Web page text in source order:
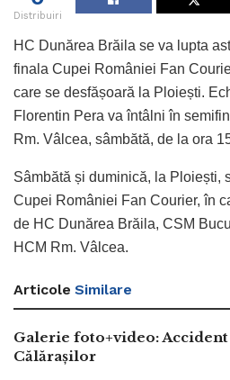
Distribuiri
HC Dunărea Brăila se va lupta
finala Cupei României Fan
care se desfășoară la Ploiești.
Florentin Pera va întâlni în
Rm. Vâlcea, sâmbătă, de la ora
Sâmbătă și duminică, la Ploiești,
Cupei României Fan Courier, în
de HC Dunărea Brăila, CSM
HCM Rm. Vâlcea.
Articole Similare
Galerie foto+video: Accident
Călărașilor